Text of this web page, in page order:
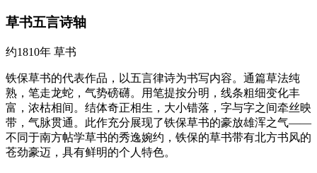
草书五言诗轴
约1810年 草书
铁保草书的代表作品，以五言律诗为书写内容。通篇草法纯
熟，笔走龙蛇，气势磅礴。用笔提按分明，线条粗细变化丰
富，浓枯相间。结体奇正相生，大小错落，字与字之间牵丝映
带，气脉贯通。此作充分展现了铁保草书的豪放雄浑之气——
不同于南方帖学草书的秀逸婉约，铁保的草书带有北方书风的
苍劲豪迈，具有鲜明的个人特色。